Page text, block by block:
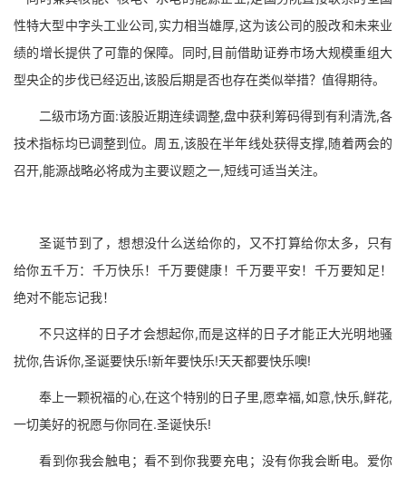
性特大型中字头工业公司,实力相当雄厚,这为该公司的股改和未来业
绩的增长提供了可靠的保障。同时,目前借助证券市场大规模重组大
型央企的步伐已经迈出,该股后期是否也存在类似举措？值得期待。
二级市场方面:该股近期连续调整,盘中获利筹码得到有利清洗,各
技术指标均已调整到位。周五,该股在半年线处获得支撑,随着两会的
召开,能源战略必将成为主要议题之一,短线可适当关注。
圣诞节到了，想想没什么送给你的，又不打算给你太多，只有
给你五千万：千万快乐！千万要健康！千万要平安！千万要知足！
绝对不能忘记我！
不只这样的日子才会想起你,而是这样的日子才能正大光明地骚
扰你,告诉你,圣诞要快乐!新年要快乐!天天都要快乐噢!
奉上一颗祝福的心,在这个特别的日子里,愿幸福,如意,快乐,鲜花,
一切美好的祝愿与你同在.圣诞快乐!
看到你我会触电；看不到你我要充电；没有你我会断电。爱你